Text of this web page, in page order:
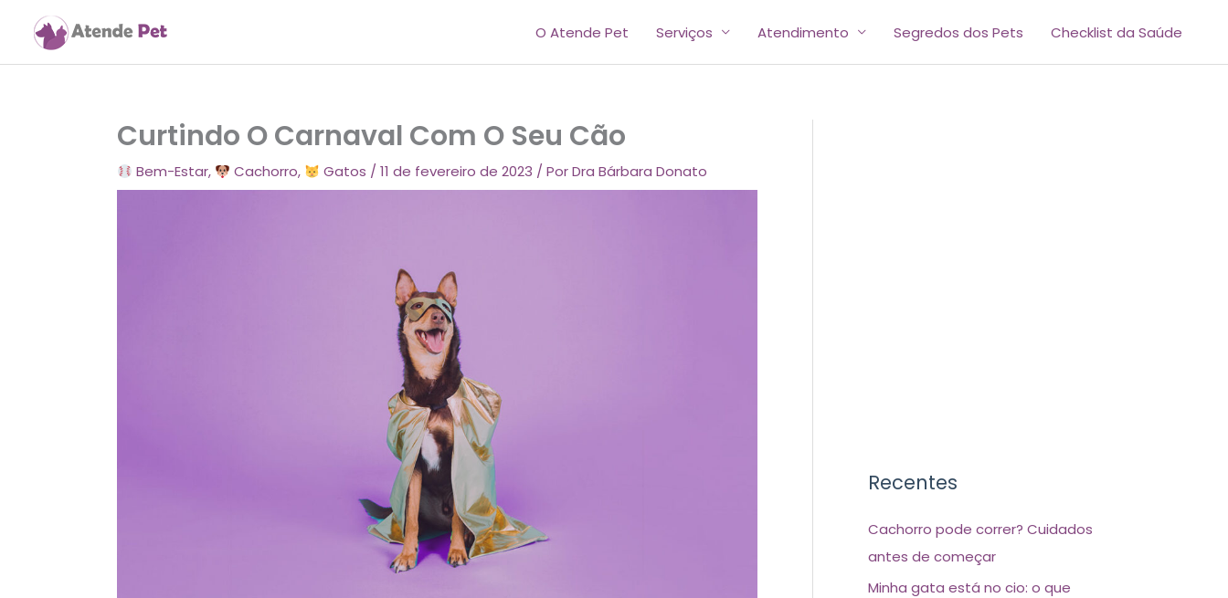
o
O Atende Pet Serviços Atendimento Segredos dos Pets Checklist da Saúde
Curtindo O Carnaval Com O Seu Cão
Bem-Estar, Cachorro, Gatos /11 de fevereiro de 2023 / PorDra Bárbara Donato
Recentes
Cachorro pode correr? Cuidados
antes de começar
Minha gata está no cio: o que